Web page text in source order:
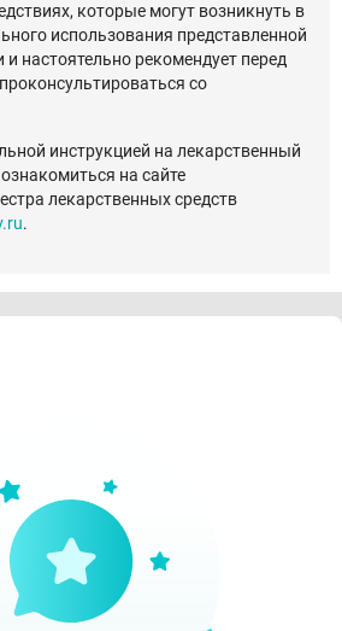
которые могут возникнуть в
использования представленной
настоятельно рекомендует перед
со
инструкцией на лекарственный
на сайте
лекарственных средств
.